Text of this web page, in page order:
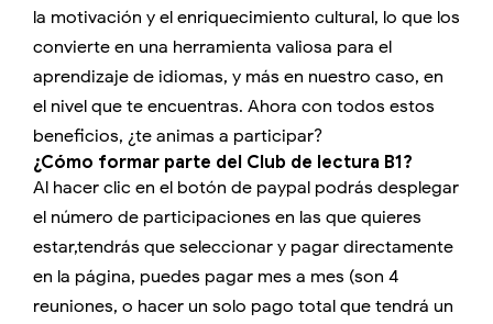
la motivación y el enriquecimiento cultural, lo que los
convierte en una herramienta valiosa para el
aprendizaje de idiomas, y más en nuestro caso, en
el nivel que te encuentras. Ahora con todos estos
beneficios, ¿te animas a participar?
¿Cómo formar parte del Club de lectura B1?
Al hacer clic en el botón de paypal podrás desplegar
el número de participaciones en las que quieres
estar,tendrás que seleccionar y pagar directamente
en la página, puedes pagar mes a mes (son 4
reuniones, o hacer un solo pago total que tendrá un